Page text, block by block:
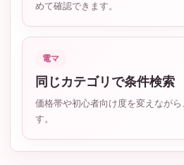
めて確認できます。
電マ
同じカテゴリで条件検索
価格帯や初心者向け度を変えながら
す。